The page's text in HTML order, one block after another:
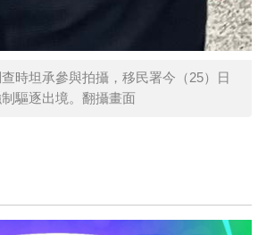
時坦承參與拍攝，移民署今（25）日
制驅逐出境。翻攝畫面